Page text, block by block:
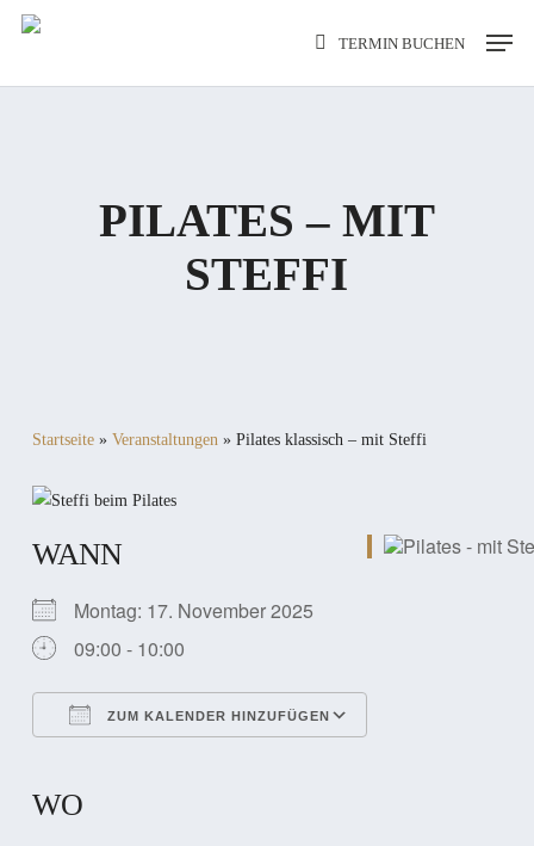
Skip
TERMIN BUCHEN
Menu
PILATES – MIT
STEFFI
Startseite» Veranstaltungen» Pilates klassisch – mit Steffi
WANN
Montag: 17. November 2025
09:00 - 10:00
ZUM KALENDER HINZUFÜGEN
WO